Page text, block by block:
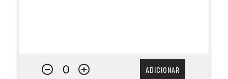
ADICIONAR